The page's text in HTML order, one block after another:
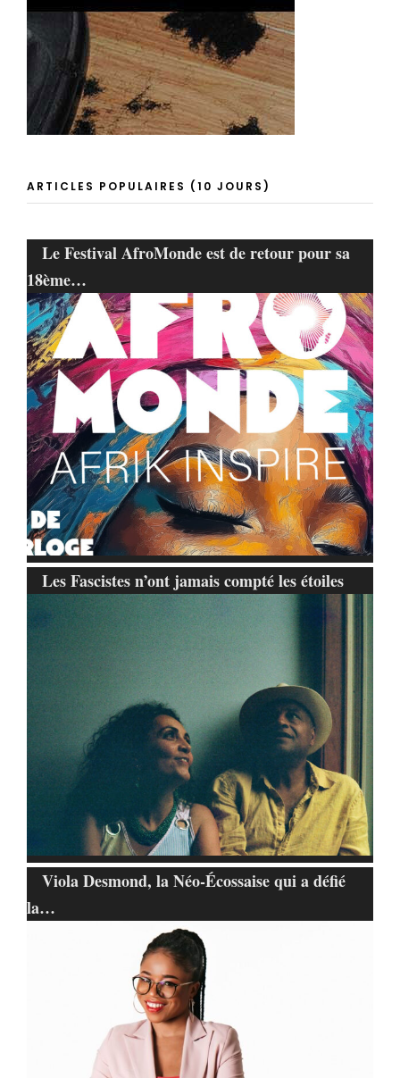
ARTICLES POPULAIRES (10 JOURS)
Le Festival AfroMonde est de retour pour sa
18ème…
Les Fascistes n’ont jamais compté les étoiles
Viola Desmond, la Néo-Écossaise qui a défié
la…